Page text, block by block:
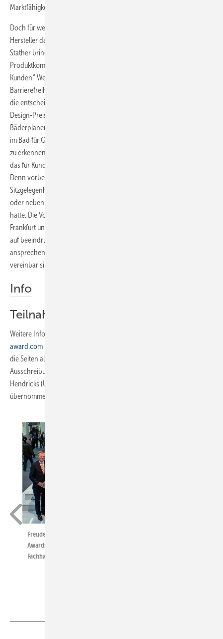
Marktfähigkeit.
Doch für wen ist dieser Wettbewerb? Machen hier nicht allein die
Hersteller das Rennen? Weit gefehlt. ZVSHK-Präsident Manfred
Stather bringt es auf den Punkt: „Der Produkt-Award stärkt die
Produktkompetenz der Fachbetriebe und die Akzeptanz bei ihren
Kunden.“ Weil mittlerweile sehr viele Bäder unter Gesichtspunkten der
Barrierefreiheit konzipiert werden und der Handwerksunternehmer
die entscheidende Beratungsfunktion innehat, bekommt dieser
Design-Preis für ihn eine erhebliche Bedeutung. Der Award informiert
Bäderplaner aus erster Hand zum Beispiel darüber, welche Funktionen
im Bad für Generationen großes Gewicht haben und welche Trends
zu erkennen sind. Daraus entsteht ein Mehrwert für jedes Angebot,
das für Kunden zukunftsorientiert geplant, gebaut und gewartet wird.
Denn vorbei sind die Zeiten, in denen die Option für eine
Sitzgelegenheit unter der Dusche oder der feste Halt am Waschtisch
oder neben dem WC zwangsläufig den Touch einer Klinik-Einrichtung
hatte. Die Vorstellungen der Produkte – jeweils auf der ISH 2017 in
Frankfurt und mittels Wanderausstellungen im Großhandel – werden
auf beeindruckende Art zeigen, wie geschickt Funktion, Mehrwert und
ansprechendes „Design für Alle“ in einem Produkt miteinander
vereinbar sind.
Info
Teilnahme und Homepage
Weitere Infos zum Produkt-Award gibt es unter
award.com
die Seiten alles Wissenswerte für die dritte Auflage bereithalten. Die
Ausschreibung endet im Dezember. Bundesministerin Dr. Barbara
Hendricks (Umwelt und Bauen) hat die Schirmherrschaft
übernommen.
Freude zur ISH 2015: Die Gewinner des zweiten Produkt-
Awards stießen auf großes Interesse bei Herstellern und
Fachhandwerkern.